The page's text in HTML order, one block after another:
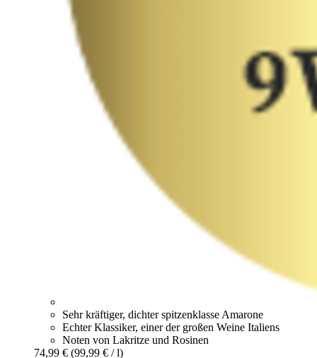
Sehr kräftiger, dichter spitzenklasse Amarone
Echter Klassiker, einer der großen Weine Italiens
Noten von Lakritze und Rosinen
74,99 € (99,99 € / l)